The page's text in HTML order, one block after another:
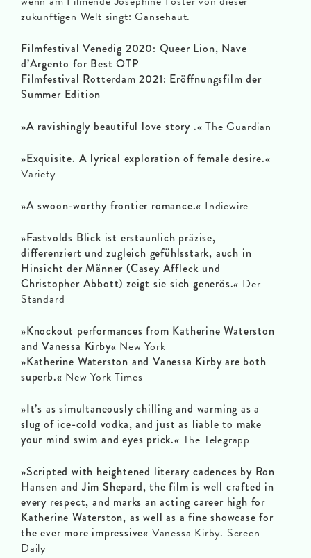
zukünftigen Welt singt: Gänsehaut.
Filmfestival Venedig 2020: Queer Lion, Nave
d’Argento for Best OTP
Filmfestival Rotterdam 2021: Eröffnungsfilm der
Summer Edition
»A ravishingly beautiful love story .« The Guardian
»Exquisite. A lyrical exploration of female desire.«
Variety
»A swoon-worthy frontier romance.« Indiewire
»Fastvolds Blick ist erstaunlich präzise,
differenziert und zugleich gefühlsstark, auch in
Hinsicht der Männer (Casey Affleck und
Christopher Abbott) zeigt sie sich generös.« Der
Standard
»Knockout performances from Katherine Waterston
and Vanessa Kirby« New York
»Katherine Waterston and Vanessa Kirby are both
superb.« New York Times
»It’s as simultaneously chilling and warming as a
slug of ice-cold vodka, and just as liable to make
your mind swim and eyes prick.« The Telegrapp
»Scripted with heightened literary cadences by Ron
Hansen and Jim Shepard, the film is well crafted in
every respect, and marks an acting career high for
Katherine Waterston, as well as a fine showcase for
the ever more impressive« Vanessa Kirby. Screen
Daily